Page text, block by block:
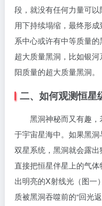
段，就没有任何力量可
用下持续塌缩，最终形
系中心或许有中等质量
超大质量黑洞，比如银
阳质量的超大质量黑洞。
二、如何观测恒星
黑洞神秘而又有趣，
于宇宙星海中。如果黑
双星系统，黑洞就会露出
直接把恒星伴星上的气
出明亮的X射线光（图一
质被黑洞吞噬前的“回光